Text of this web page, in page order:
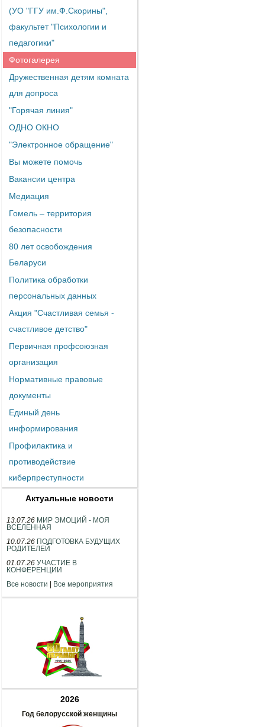
(УО "ГГУ им.Ф.Скорины",
факультет "Психологии и
педагогики"
Фотогалерея
Дружественная детям комната
для допроса
"Горячая линия"
ОДНО ОКНО
"Электронное обращение"
Вы можете помочь
Вакансии центра
Медиация
Гомель – территория
безопасности
80 лет освобождения
Беларуси
Политика обработки
персональных данных
Акция "Счастливая семья -
счастливое детство"
Первичная профсоюзная
организация
Нормативные правовые
документы
Единый день
информирования
Профилактика и
противодействие
киберпреступности
Актуальные новости
13.07.26 МИР ЭМОЦИЙ - МОЯ
ВСЕЛЕННАЯ
10.07.26 ПОДГОТОВКА БУДУЩИХ
РОДИТЕЛЕЙ
01.07.26 УЧАСТИЕ В
КОНФЕРЕНЦИИ
Все новости
Все мероприятия
2026
Год белорусской женщины